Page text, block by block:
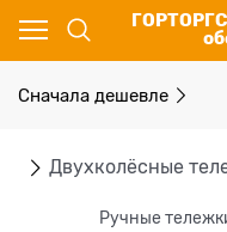
Двухколёсные
Ручные
Сначала дешевле